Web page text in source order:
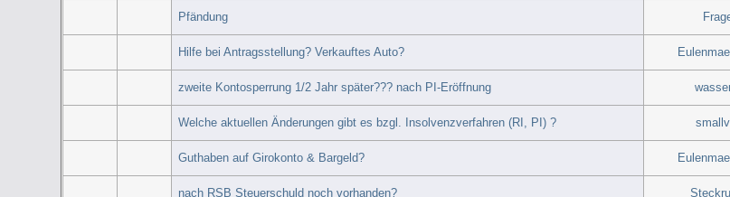
Pfändung
Hilfe bei Antragsstellung? Verkauftes Auto?
zweite Kontosperrung 1/2 Jahr später??? nach PI-Eröffnung
Welche aktuellen Änderungen gibt es bzgl. Insolvenzverfahren (RI, PI) ?
Guthaben auf Girokonto & Bargeld?
nach RSB Steuerschuld noch vorhanden?